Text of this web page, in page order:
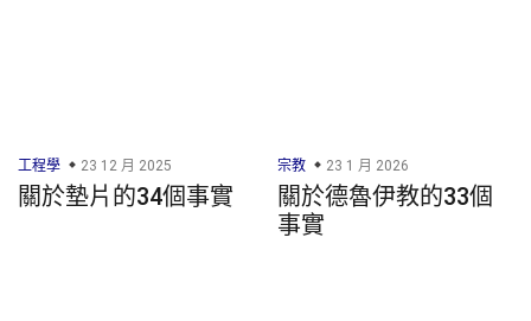
工程學 23 12 月 2025
關於墊片的34個事實
宗教 23 1 月 2026
關於德魯伊教的33個
事實